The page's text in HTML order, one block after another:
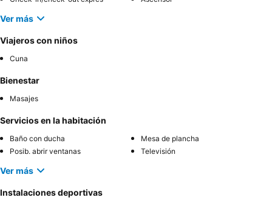
Ver más
Viajeros con niños
Cuna
Bienestar
Masajes
Servicios en la habitación
Baño con ducha
Mesa de plancha
Posib. abrir ventanas
Televisión
Ver más
Instalaciones deportivas